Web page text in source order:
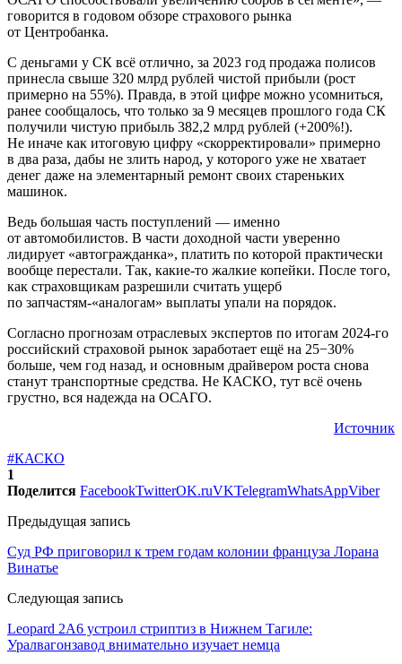
говорится в годовом обзоре страхового рынка
от Центробанка.
С деньгами у СК всё отлично, за 2023 год продажа полисов
принесла свыше 320 млрд рублей чистой прибыли (рост
примерно на 55%). Правда, в этой цифре можно усомниться,
ранее сообщалось, что только за 9 месяцев прошлого года СК
получили чистую прибыль 382,2 млрд рублей (+200%!).
Не иначе как итоговую цифру «скорректировали» примерно
в два раза, дабы не злить народ, у которого уже не хватает
денег даже на элементарный ремонт своих стареньких
машинок.
Ведь большая часть поступлений — именно
от автомобилистов. В части доходной части уверенно
лидирует «автогражданка», платить по которой практически
вообще перестали. Так, какие-то жалкие копейки. После того,
как страховщикам разрешили считать ущерб
по запчастям-«аналогам» выплаты упали на порядок.
Согласно прогнозам отраслевых экспертов по итогам 2024-го
российский страховой рынок заработает ещё на 25−30%
больше, чем год назад, и основным драйвером роста снова
станут транспортные средства. Не КАСКО, тут всё очень
грустно, вся надежда на ОСАГО.
Источник
#КАСКО
1
Поделится FacebookTwitterOK.ruVKTelegramWhatsAppViber
Предыдущая запись
Суд РФ приговорил к трем годам колонии француза Лорана
Винатье
Следующая запись
Leopard 2A6 устроил стриптиз в Нижнем Тагиле:
Уралвагонзавод внимательно изучает немца